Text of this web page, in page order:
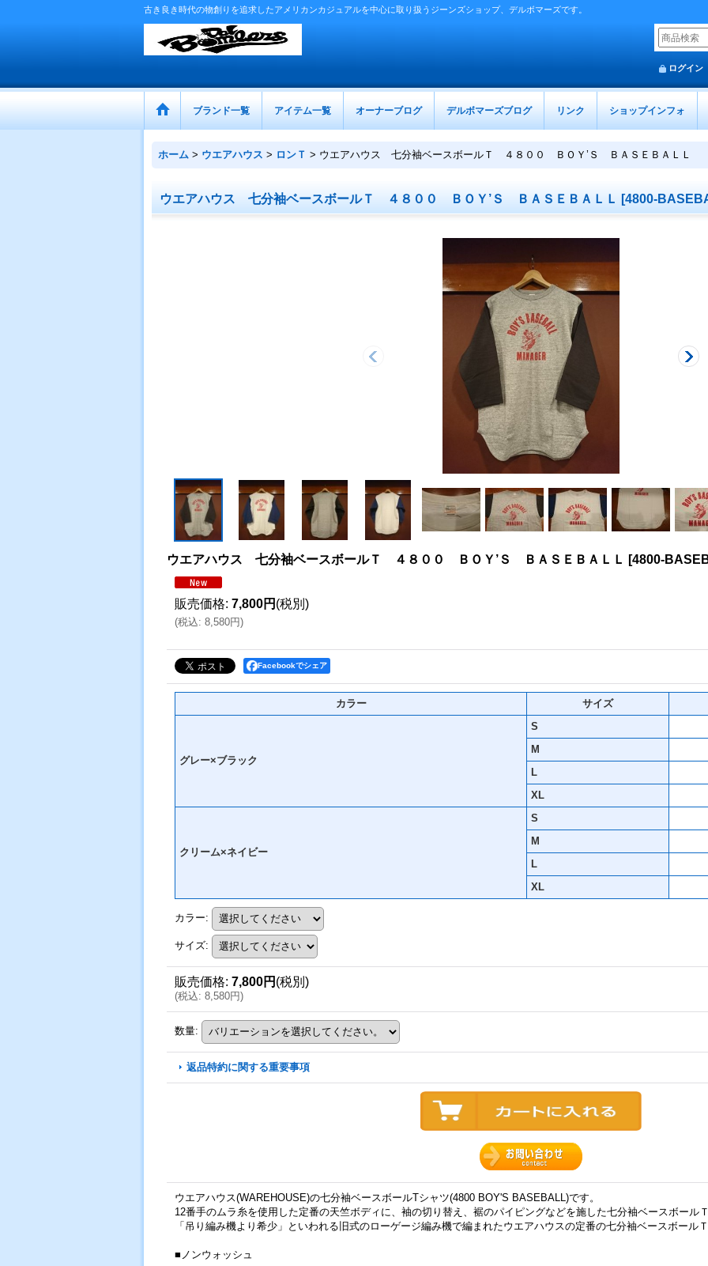
古き良き時代の物創りを追求したアメリカンカジュアルを中心に取り扱うジーンズショップ、デルボマーズです。
ログイン
ブランド一覧 アイテム一覧 オーナーブログ デルボマーズブログ リンク ショップインフォ
ホーム > ウエアハウス > ロンＴ > ウエアハウス 七分袖ベースボールＴ ４８００ ＢＯＹ’Ｓ ＢＡＳＥＢＡＬＬ
ウエアハウス 七分袖ベースボールＴ ４８００ ＢＯＹ’Ｓ ＢＡＳＥＢＡＬＬ [4800-
ウエアハウス 七分袖ベースボールＴ ４８００ ＢＯＹ’Ｓ ＢＡＳＥＢＡＬＬ [4800-
販売価格: 7,800円 (税別)
(税込: 8,580円)
Facebookでシェア
カラー サイズ
グレー×ブラック
S
M
L
XL
クリーム×ネイビー
S
M
L
XL
カラー:
サイズ:
販売価格: 7,800円 (税別)
(税込: 8,580円)
数量:
返品特約に関する重要事項
ウエアハウス(WAREHOUSE)の七分袖ベースボールTシャツ(4800 BOY'S BASEBALL)です。
12番手のムラ糸を使用した定番の天竺ボディに、袖の切り替え、裾のパイピングなどを施した七分袖ベースボール
「吊り編み機より希少」といわれる旧式のローゲージ編み機で編まれたウエアハウスの定番の七分袖ベースボール
■ノンウォッシュ